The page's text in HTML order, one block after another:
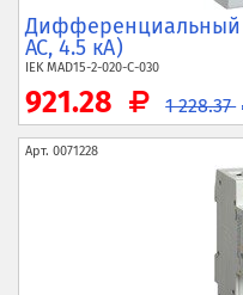
Дифференциальный
AC, 4.5 кА)
IEKMAD15-2-020-C-030
921.28 1 228.37
Арт. 0071228